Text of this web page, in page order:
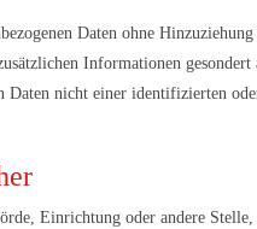
Daten ohne
Informationen
Daten nicht einer identifizierten
Einrichtung oder andere